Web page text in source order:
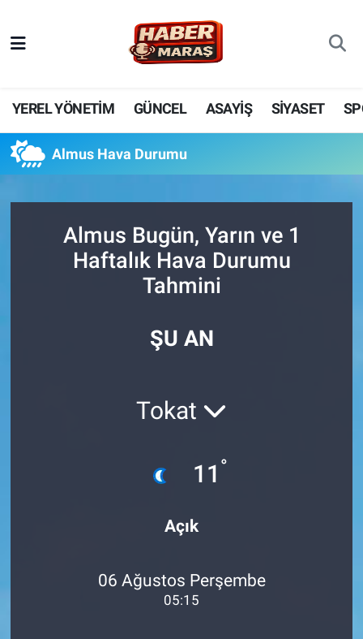
YEREL YÖNETİM GÜNCEL ASAYİŞ SİYASET
Almus Hava Durumu
Almus Bugün, Yarın ve 1
Haftalık Hava Durumu
Tahmini
ŞU AN
Tokat
11 °
Açık
06 Ağustos Perşembe
05:15
YEREL YÖNETİM
GÜNCEL
BİLİM VE TEKNOLOJİ
SPOR
DÜNYA
Nöbetçi Eczaneler
Hava Durumu
Trafik Durumu
Tüm Manşetler
Son Dakika Haberleri